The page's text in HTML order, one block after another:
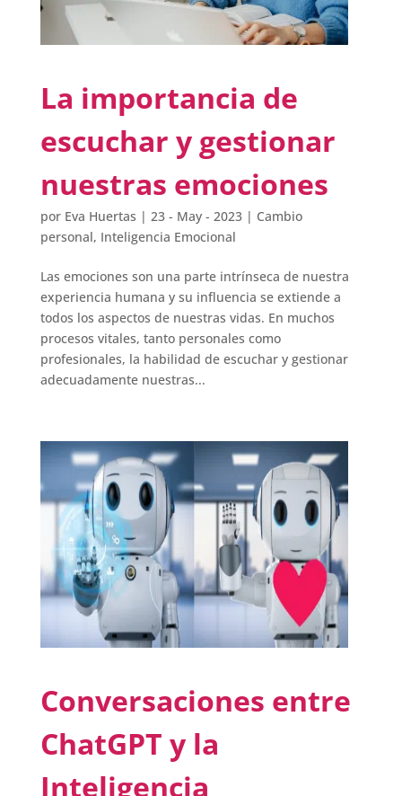
La importancia de
escuchar y gestionar
nuestras emociones
por Eva Huertas | 23 - May - 2023| Cambio
personal, Inteligencia Emocional
Las emociones son una parte intrínseca de nuestra
experiencia humana y su influencia se extiende a
todos los aspectos de nuestras vidas. En muchos
procesos vitales, tanto personales como
profesionales, la habilidad de escuchar y gestionar
adecuadamente nuestras...
Conversaciones entre
ChatGPT y la
Inteligencia